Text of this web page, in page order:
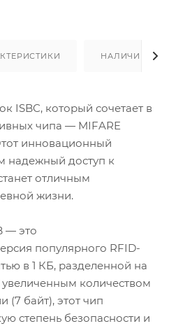
НАЛИЧИЕ
ISBC, который сочетает в
чипа — MIFARE
инновационный
надежный доступ к
отличным
жизни.
— это
популярного RFID-
в 1 КБ, разделенной на
увеличенным количеством
(7 байт), этот чип
степень безопасности и